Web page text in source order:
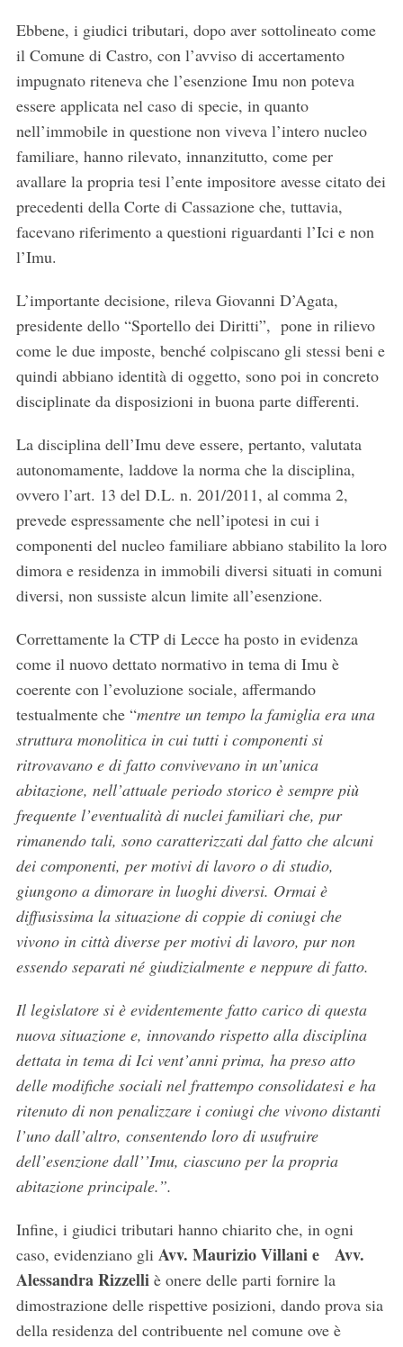
Ebbene, i giudici tributari, dopo aver sottolineato come
il Comune di Castro, con l’avviso di accertamento
impugnato riteneva che l’esenzione Imu non poteva
essere applicata nel caso di specie, in quanto
nell’immobile in questione non viveva l’intero nucleo
familiare, hanno rilevato, innanzitutto, come per
avallare la propria tesi l’ente impositore avesse citato dei
precedenti della Corte di Cassazione che, tuttavia,
facevano riferimento a questioni riguardanti l’Ici e non
l’Imu.
L’importante decisione, rileva Giovanni D’Agata,
presidente dello “Sportello dei Diritti”, pone in rilievo
come le due imposte, benché colpiscano gli stessi beni e
quindi abbiano identità di oggetto, sono poi in concreto
disciplinate da disposizioni in buona parte differenti.
La disciplina dell’Imu deve essere, pertanto, valutata
autonomamente, laddove la norma che la disciplina,
ovvero l’art. 13 del D.L. n. 201/2011, al comma 2,
prevede espressamente che nell’ipotesi in cui i
componenti del nucleo familiare abbiano stabilito la loro
dimora e residenza in immobili diversi situati in comuni
diversi, non sussiste alcun limite all’esenzione.
Correttamente la CTP di Lecce ha posto in evidenza
come il nuovo dettato normativo in tema di Imu è
coerente con l’evoluzione sociale, affermando
testualmente che “mentre un tempo la famiglia era una
struttura monolitica in cui tutti i componenti si
ritrovavano e di fatto convivevano in un’unica
abitazione, nell’attuale periodo storico è sempre più
frequente l’eventualità di nuclei familiari che, pur
rimanendo tali, sono caratterizzati dal fatto che alcuni
dei componenti, per motivi di lavoro o di studio,
giungono a dimorare in luoghi diversi. Ormai è
diffusissima la situazione di coppie di coniugi che
vivono in città diverse per motivi di lavoro, pur non
essendo separati né giudizialmente e neppure di fatto.
Il legislatore si è evidentemente fatto carico di questa
nuova situazione e, innovando rispetto alla disciplina
dettata in tema di Ici vent’anni prima, ha preso atto
delle modifiche sociali nel frattempo consolidatesi e ha
ritenuto di non penalizzare i coniugi che vivono distanti
l’uno dall’altro, consentendo loro di usufruire
dell’esenzione dall’’Imu, ciascuno per la propria
abitazione principale.”.
Infine, i giudici tributari hanno chiarito che, in ogni
caso, evidenziano gli Avv. Maurizio Villani e Avv.
Alessandra Rizzelli è onere delle parti fornire la
dimostrazione delle rispettive posizioni, dando prova sia
della residenza del contribuente nel comune ove è
e
a
r
c
h
f
r
: